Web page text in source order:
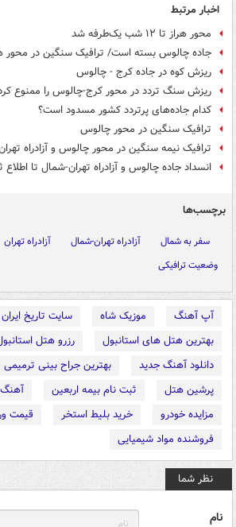
اخبار مرتبط
محور هراز تا ۱۲ شب یک‌طرفه شد
جاده چالوس بسته است/ ترافیک سنگین در محور
ریزش کوه در جاده کرج - چالوس
ریزش سنگ تردد در محور کرج-چالوس را ممنوع
کدام جاده‌های پرتردد کشور مسدود است؟
ترافیک سنگین در محور چالوس
ترافیک نیمه سنگین در محور چالوس و آزادراه
انسداد جاده چالوس و آزادراه تهران-شمال تا اطلاع
برچسب‌ها
سفر به شمال آزادراه تهران-شمال آزادراه تهران
وضعیت ترافیکی
آپ آهنگ موزیک شاه
سایت تاریخ ایران
بهترین هتل های استانبول
رزرو هتل
دانلود آهنگ جدید
بهترین جراح بینی ترمیمی
پرشین هتل
ثبت نام بیمه اربعین
مزایده خودرو
خرید بلیط استخر
قیمت
فروشنده مواد شیمیایی
نظر شما
نام